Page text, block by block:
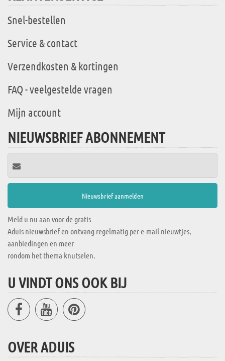
Snel-bestellen
Service & contact
Verzendkosten & kortingen
FAQ - veelgestelde vragen
Mijn account
NIEUWSBRIEF ABONNEMENT
Meld u nu aan voor de gratis
Aduis nieuwsbrief en ontvang regelmatig per e-mail nieuwtjes,
aanbiedingen en meer
rondom het thema knutselen.
U VINDT ONS OOK BIJ
OVER ADUIS